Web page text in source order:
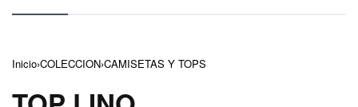
Inicio›COLECCION›CAMISETAS Y TOPS